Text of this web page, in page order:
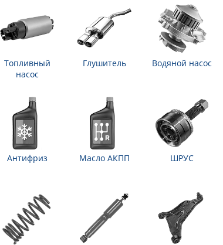
Топливный
насос
Глушитель Водяной насос
Антифриз Масло АКПП ШРУС